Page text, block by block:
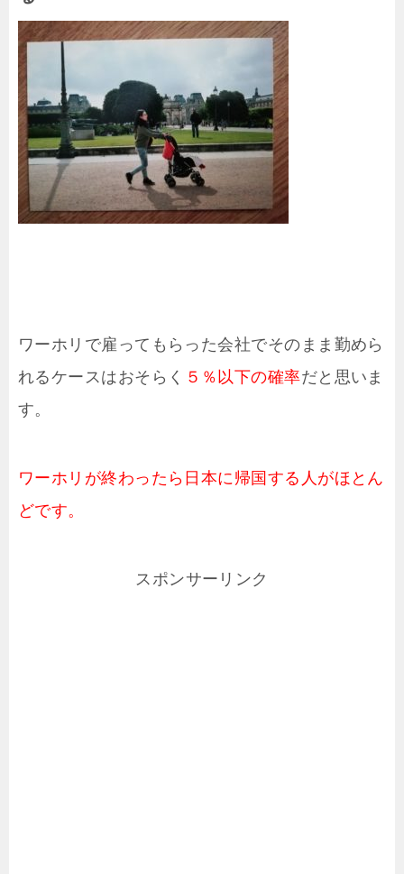
ワーホリで雇ってもらった会社でそのまま勤めら
れるケースはおそらく ５％以下の確率だと思いま
す。
ワーホリが終わったら日本に帰国する人がほとん
どです。
スポンサーリンク